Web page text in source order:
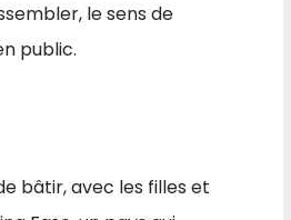
le sens de
public.
bâtir, avec les filles et